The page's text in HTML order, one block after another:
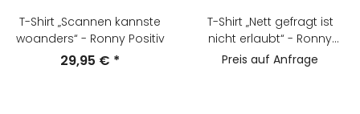
T-Shirt „Scannen kannste
woanders“ - Ronny Positiv
29,95 € *
T-Shirt „Nett gefragt ist
nicht erlaubt“ - Ronny
Positiv
Preis auf Anfrage